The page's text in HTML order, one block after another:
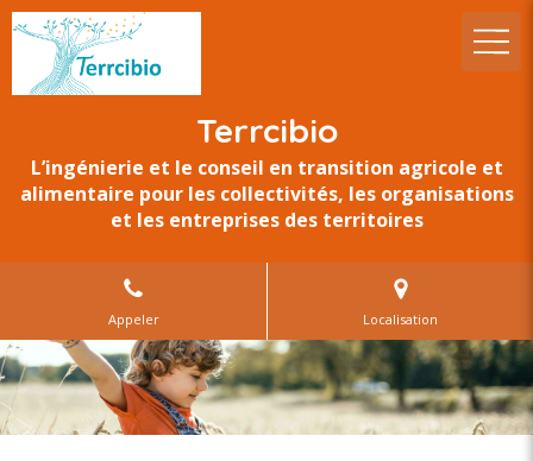
Terrcibio
L’ingénierie et le conseil en transition agricole et
alimentaire pour les collectivités, les organisations
et les entreprises des territoires
Appeler Localisation